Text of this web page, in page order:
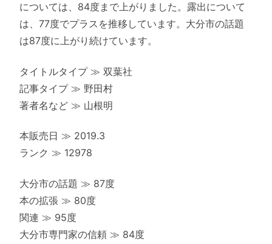
については、84度まで上がりました。露出について
は、77度でプラスを推移しています。大分市の話題
は87度に上がり続けています。
タイトルタイプ ≫ 双葉社
記事タイプ ≫ 野田村
著者名など ≫ 山根明
本販売日 ≫ 2019.3
ランク ≫ 12978
大分市の話題 ≫ 87度
本の拡張 ≫ 80度
関連 ≫ 95度
大分市専門家の信頼 ≫ 84度